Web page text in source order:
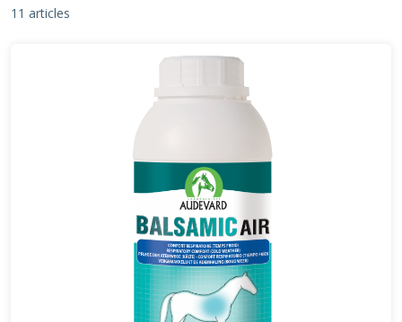
11 articles